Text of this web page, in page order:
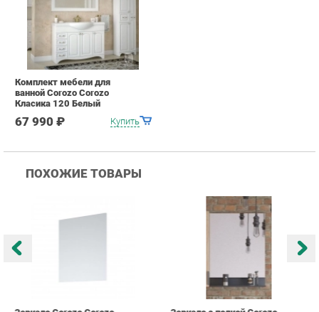
Купить
67 990 ₽
ПОХОЖИЕ ТОВАРЫ
Купить
Зеркало с полкой Corozo
Corozo Фрейм 60 20094